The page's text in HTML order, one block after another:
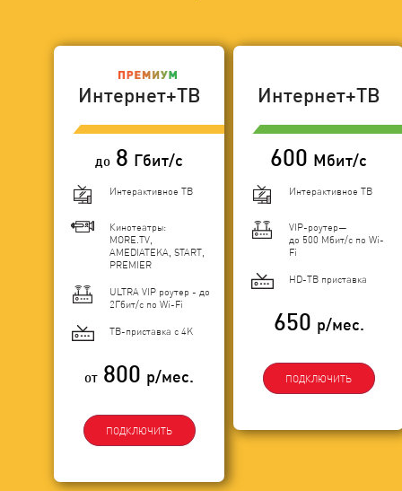
Интернет+ТВ
до 8 Гбит/с
Интерактивное ТВ
Кинотеатры:
MORE.TV,
AMEDIATEKA, START,
PREMIER
ULTRA VIP роутер - до
2Гбит/c по Wi-Fi
ТВ-приставка с 4K
от 800 р/мес.
ПОДКЛЮЧИТЬ
Интернет+ТВ
600 Мбит/с
Интерактивное ТВ
VIP-роутер—
до 500 Мбит/с по Wi-
Fi
HD-ТВ приставка
650 р/мес.
ПОДКЛЮЧИТЬ